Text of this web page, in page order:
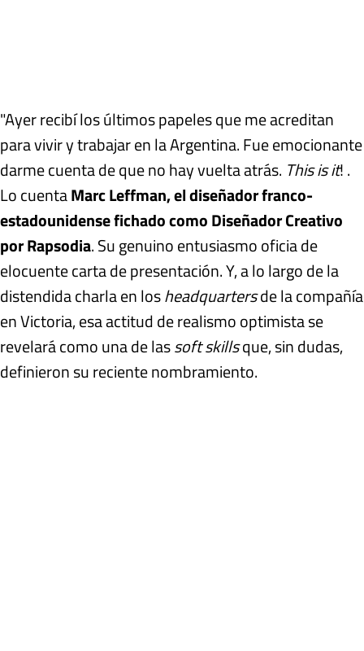
"Ayer recibí los últimos papeles que me acreditan
para vivir y trabajar en la Argentina. Fue emocionante
darme cuenta de que no hay vuelta atrás. Thisis it! .
Lo cuentaMarc Leffman, el diseñador franco-
estadounidense fichado como Diseñador Creativo
por Rapsodia. Su genuino entusiasmo oficia de
elocuente carta de presentación. Y, a lo largo de la
distendida charla en losheadquartersde la compañía
en Victoria, esa actitud de realismo optimista se
revelará como una de lassoft skillsque, sin dudas,
definieron su reciente nombramiento.